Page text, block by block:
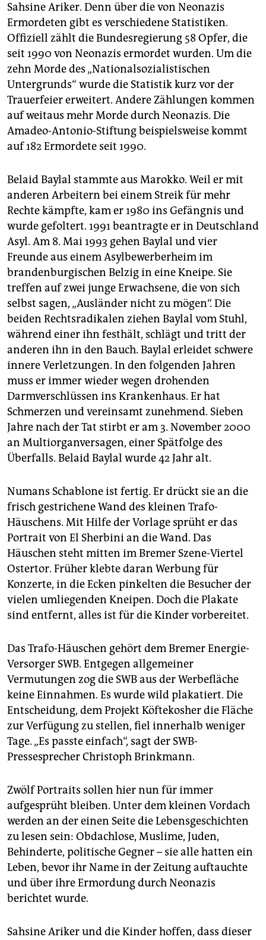
Sahsine Ariker. Denn über die von Neonazis
Ermordeten gibt es verschiedene Statistiken.
Offiziell zählt die Bundesregierung 58 Opfer, die
seit 1990 von Neonazis ermordet wurden. Um die
zehn Morde des „Nationalsozialistischen
Untergrunds“ wurde die Statistik kurz vor der
Trauerfeier erweitert. Andere Zählungen kommen
auf weitaus mehr Morde durch Neonazis. Die
Amadeo-Antonio-Stiftung beispielsweise kommt
auf 182 Ermordete seit 1990.
Belaid Baylal stammte aus Marokko. Weil er mit
anderen Arbeitern bei einem Streik für mehr
Rechte kämpfte, kam er 1980 ins Gefängnis und
wurde gefoltert. 1991 beantragte er in Deutschland
Asyl. Am 8. Mai 1993 gehen Baylal und vier
Freunde aus einem Asylbewerberheim im
brandenburgischen Belzig in eine Kneipe. Sie
treffen auf zwei junge Erwachsene, die von sich
selbst sagen, „Ausländer nicht zu mögen“. Die
beiden Rechtsradikalen ziehen Baylal vom Stuhl,
während einer ihn festhält, schlägt und tritt der
anderen ihn in den Bauch. Baylal erleidet schwere
innere Verletzungen. In den folgenden Jahren
muss er immer wieder wegen drohenden
Darmverschlüssen ins Krankenhaus. Er hat
Schmerzen und vereinsamt zunehmend. Sieben
Jahre nach der Tat stirbt er am 3. November 2000
an Multiorganversagen, einer Spätfolge des
Überfalls. Belaid Baylal wurde 42 Jahr alt.
Numans Schablone ist fertig. Er drückt sie an die
frisch gestrichene Wand des kleinen Trafo-
Häuschens. Mit Hilfe der Vorlage sprüht er das
Portrait von El Sherbini an die Wand. Das
Häuschen steht mitten im Bremer Szene-Viertel
Ostertor. Früher klebte daran Werbung für
Konzerte, in die Ecken pinkelten die Besucher der
vielen umliegenden Kneipen. Doch die Plakate
sind entfernt, alles ist für die Kinder vorbereitet.
Das Trafo-Häuschen gehört dem Bremer Energie-
Versorger SWB. Entgegen allgemeiner
Vermutungen zog die SWB aus der Werbefläche
keine Einnahmen. Es wurde wild plakatiert. Die
Entscheidung, dem Projekt Köftekosher die Fläche
zur Verfügung zu stellen, fiel innerhalb weniger
Tage. „Es passte einfach“, sagt der SWB-
Pressesprecher Christoph Brinkmann.
Zwölf Portraits sollen hier nun für immer
aufgesprüht bleiben. Unter dem kleinen Vordach
werden an der einen Seite die Lebensgeschichten
zu lesen sein: Obdachlose, Muslime, Juden,
Behinderte, politische Gegner – sie alle hatten ein
Leben, bevor ihr Name in der Zeitung auftauchte
und über ihre Ermordung durch Neonazis
berichtet wurde.
Sahsine Ariker und die Kinder hoffen, dass dieser